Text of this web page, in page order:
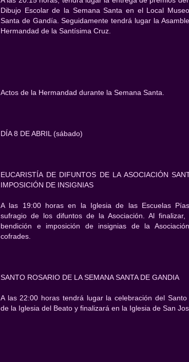
Dibujo Escolar de la Semana Santa en el Local
Santa de Gandía. Seguidamente tendrá lugar la
Hermandad de la Santísima Cruz.
Actos de la Hermandad durante la Semana Santa.
DÍA 8 DE ABRIL (sábado)
EUCARISTÍA DE DIFUNTOS DE LA ASOCIACIÓN
IMPOSICIÓN DE INSIGNIAS
A las 19:00 horas en la Iglesia de las Escuelas
sufragio de los difuntos de la Asociación. Al
bendición e imposición de insignias de la
cofrades.
SANTO ROSARIO DE LA SEMANA SANTA DE GANDIA
A las 22:00 horas tendrá lugar la celebración del Santo
de la Iglesia del Beato y finalizará en la Iglesia de San